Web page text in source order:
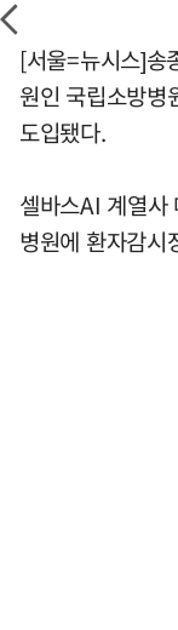
[서울=뉴시스]송
원인 국립소방병
도입됐다.
셀바스AI 계열사
병원에 환자감시